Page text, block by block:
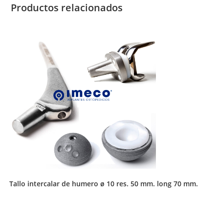
Productos relacionados
tallo intercalar de humero ø 10 res. 50 mm. long 70 mm.